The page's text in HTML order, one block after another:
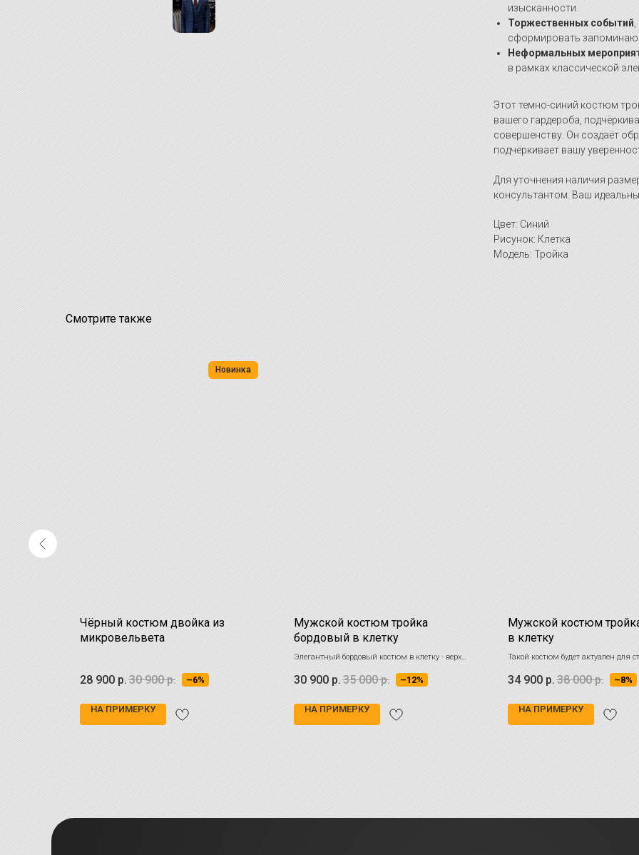
изысканности.
Торжественных событий
сформировать
Неформальных
в рамках классической
Этот темно-синий костюм
вашего гардероба,
совершенству. Он создаёт
подчёркивает вашу
Для уточнения наличия
консультантом. Ваш
Цвет: Синий
Рисунок: Клетка
Модель: Тройка
Смотрите также
—
торжеств.
Новинка
Чёрный костюм двойка из
микровельвета
28 900 р. 30 900 р. –6%
НА ПРИМЕРКУ
Мужской костюм тройка
бордовый в клетку
Элегантный бордовый костюм в клетку - верх
вашего стиля для деловых встреч и торжеств.
Комфорт, стиль и универсальность в каждой
детали!
30 900 р. 35 000 р. –12%
НА ПРИМЕРКУ
Мужской костюм
в клетку
Такой костюм будет актуален для
образа. Идеальный вариант для
и комфорта.
34 900 р. 38 000 р. –8%
НА ПРИМЕРКУ